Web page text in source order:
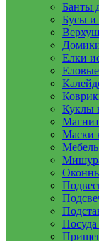
Банты
Бусы и
Елки
Куклы
Маски
Посуда